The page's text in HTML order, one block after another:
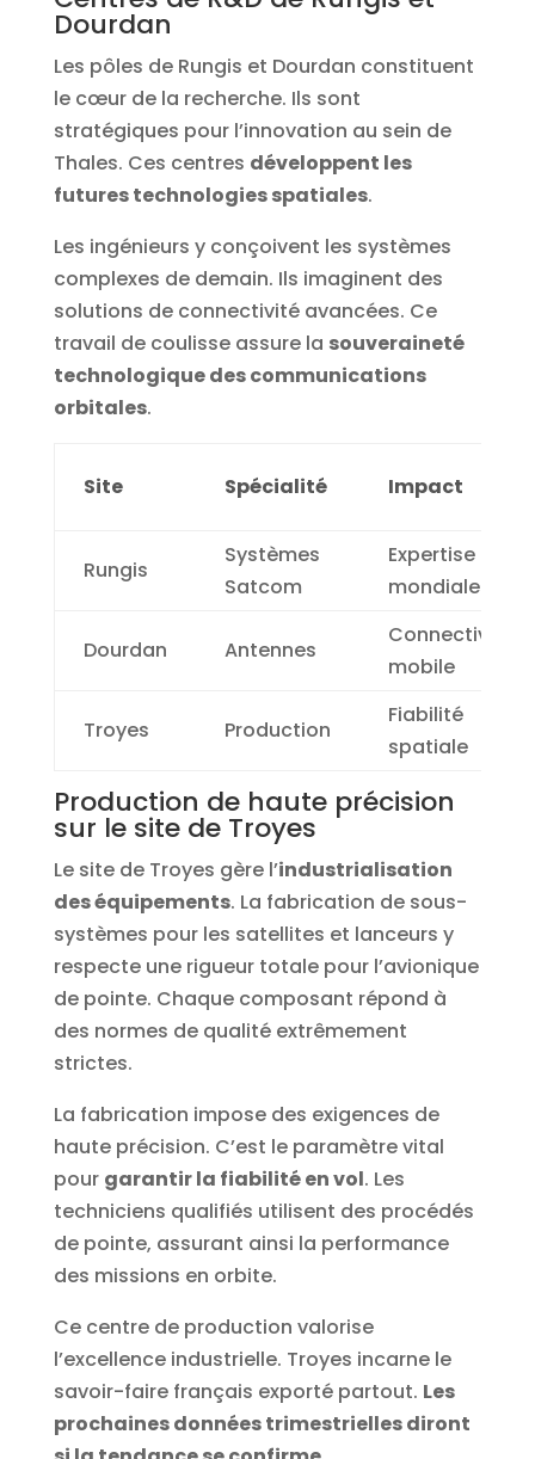
Dourdan
Les pôles de Rungis et Dourdan constituent
le cœur de la recherche. Ils sont
stratégiques pour l’innovation au sein de
Thales. Ces centres développent les
futures technologies spatiales.
Les ingénieurs y conçoivent les systèmes
complexes de demain. Ils imaginent des
solutions de connectivité avancées. Ce
travail de coulisse assure la souveraineté
technologique des communications
orbitales.
Site Spécialité Impact
Rungis
Systèmes
Satcom
Expertise
mondiale
Dourdan Antennes
Connectivité
mobile
Troyes Production
Fiabilité
spatiale
Production de haute précision
sur le site de Troyes
Le site de Troyes gère l’industrialisation
des équipements. La fabrication de sous-
systèmes pour les satellites et lanceurs y
respecte une rigueur totale pour l’avionique
de pointe. Chaque composant répond à
des normes de qualité extrêmement
strictes.
La fabrication impose des exigences de
haute précision. C’est le paramètre vital
pour garantir la fiabilité en vol. Les
techniciens qualifiés utilisent des procédés
de pointe, assurant ainsi la performance
des missions en orbite.
Ce centre de production valorise
l’excellence industrielle. Troyes incarne le
savoir-faire français exporté partout. Les
prochaines données trimestrielles diront